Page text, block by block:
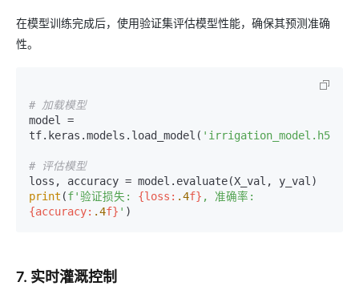
在模型训练完成后，使用验证集评估模型性能，确保其预测准确
性。
# 加载模型
model =
tf.keras.models.load_model( 'irrigation_model.h5'
# 评估模型
print (f'验证损失: {loss: .4f}
{accuracy: .4f} '
7. 实时灌溉控制